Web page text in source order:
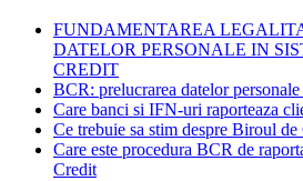
FUNDAMENTAREA
DATELOR PERSONALE IN
CREDIT
BCR: prelucrarea datelor
Care banci si IFN-uri raporteaza
Ce trebuie sa stim despre Biroul de
Care este procedura BCR de
Credit